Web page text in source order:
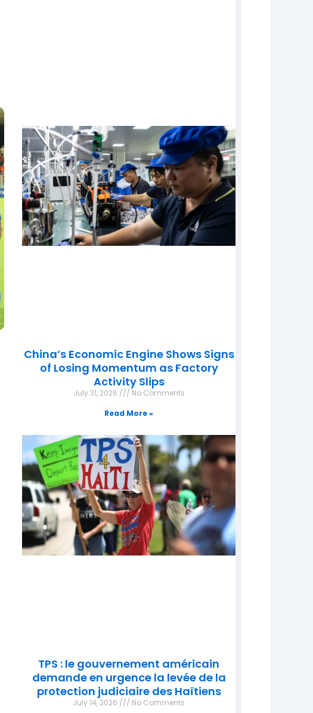
China’s Economic Engine Shows Signs
of Losing Momentum as Factory
Activity Slips
July 31, 2026
No Comments
Read More »
TPS : le gouvernement américain
demande en urgence la levée de la
protection judiciaire des Haïtiens
July 14, 2026
No Comments